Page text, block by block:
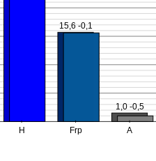
15,6 -0,1
1,0 -0,5
H Frp A